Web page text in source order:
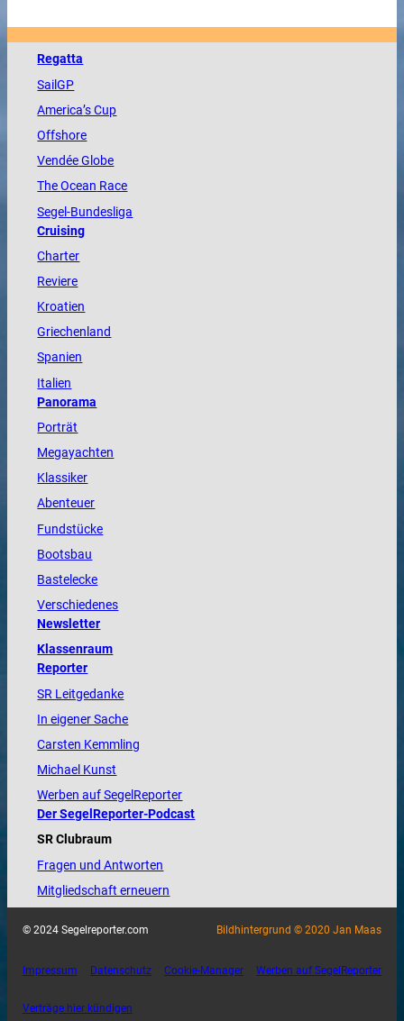
Regatta
SailGP
America’s Cup
Offshore
VendéeGlobe
TheOcean Race
Segel-Bundesliga
Cruising
Charter
Reviere
Kroatien
Griechenland
Spanien
Italien
Panorama
Porträt
Megayachten
Klassiker
Abenteuer
Fundstücke
Bootsbau
Bastelecke
Verschiedenes
Newsletter
Klassenraum
Reporter
SR Leitgedanke
In eigener Sache
Carsten Kemmling
Michael Kunst
Werben auf SegelReporter
Der SegelReporter-Podcast
SR Clubraum
Fragen und Antworten
Mitgliedschaft erneuern
© 2024 Segelreporter.com Bildhintergrund © 2020 Jan Maas
Impressum Datenschutz Cookie-Manager Werben auf SegelReporter
Verträge hier kündigen